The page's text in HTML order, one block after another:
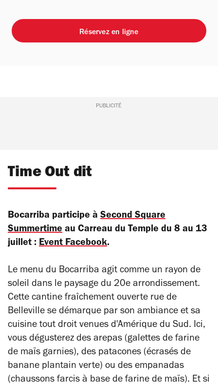
Réservez en ligne
PUBLICITÉ
Time Out dit
Bocarriba participe à Second Square
Summertime au Carreau du Temple du 8 au 13
juillet : Event Facebook.
Le menu du Bocarriba agit comme un rayon de
soleil dans le paysage du 20e arrondissement.
Cette cantine fraîchement ouverte rue de
Belleville se démarque par son ambiance et sa
cuisine tout droit venues d'Amérique du Sud. Ici,
vous dégusterez des arepas (galettes de farine
de maïs garnies), des patacones (écrasés de
banane plantain verte) ou des empanadas
(chaussons farcis à base de farine de maïs). Et si